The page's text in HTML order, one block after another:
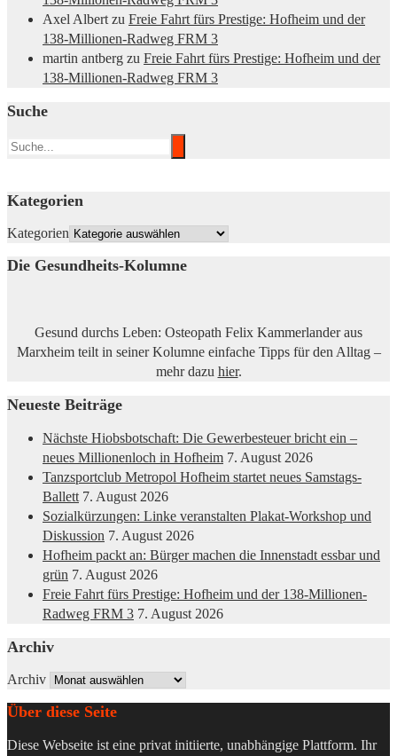
Axel Albert zu Freie Fahrt fürs Prestige: Hofheim und der
138-Millionen-Radweg FRM 3
martin antberg zu Freie Fahrt fürs Prestige: Hofheim und der
138-Millionen-Radweg FRM 3
Suche
Kategorien
Kategorien
Die Gesundheits-Kolumne
Gesund durchs Leben: Osteopath Felix Kammerlander aus
Marxheim teilt in seiner Kolumne einfache Tipps für den Alltag –
mehr dazu hier.
Neueste Beiträge
Nächste Hiobsbotschaft: Die Gewerbesteuer bricht ein –
neues Millionenloch in Hofheim 7. August 2026
Tanzsportclub Metropol Hofheim startet neues Samstags-
Ballett 7. August 2026
Sozialkürzungen: Linke veranstalten Plakat-Workshop und
Diskussion 7. August 2026
Hofheim packt an: Bürger machen die Innenstadt essbar und
grün 7. August 2026
Freie Fahrt fürs Prestige: Hofheim und der 138-Millionen-
Radweg FRM 3 7. August 2026
Archiv
Archiv
Über diese Seite
Diese Webseite ist eine privat initiierte, unabhängige Plattform. Ihr